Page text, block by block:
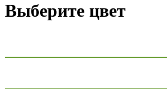
Выберите цвет